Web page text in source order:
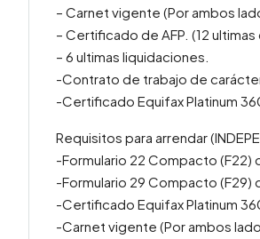
– Carnet vigente (Por ambos
– Certificado de AFP. (12
– 6 ultimas liquidaciones.
-Contrato de trabajo de
-Certificado Equifax Platinum
Requisitos para arrendar
-Formulario 22 Compacto (F22)
-Formulario 29 Compacto (F29)
-Certificado Equifax Platinum
-Carnet vigente (Por ambos